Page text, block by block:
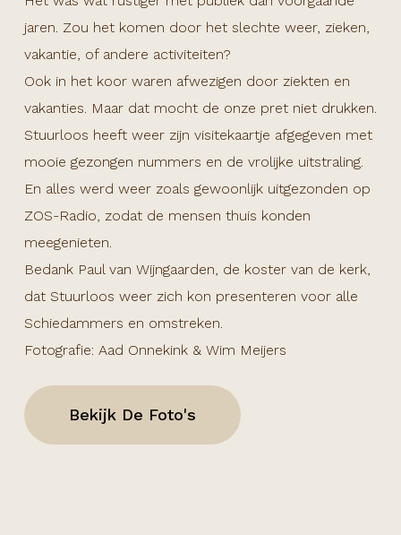
jaren. Zou het komen door het slechte weer, zieken,
vakantie, of andere activiteiten?
Ook in het koor waren afwezigen door ziekten en
vakanties. Maar dat mocht de onze pret niet drukken.
Stuurloos heeft weer zijn visitekaartje afgegeven met
mooie gezongen nummers en de vrolijke uitstraling.
En alles werd weer zoals gewoonlijk uitgezonden op
ZOS-Radio, zodat de mensen thuis konden
meegenieten.
Bedank Paul van Wijngaarden, de koster van de kerk,
dat Stuurloos weer zich kon presenteren voor alle
Schiedammers en omstreken.
Fotografie: Aad Onnekink & Wim Meijers
Bekijk De Foto's